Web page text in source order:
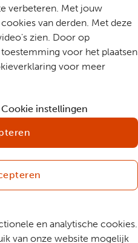
verbeteren. Met jouw
van derden. Met deze
zien. Door op
voor het plaatsen
voor meer
Cookie instellingen
en analytische cookies.
van onze website mogelijk